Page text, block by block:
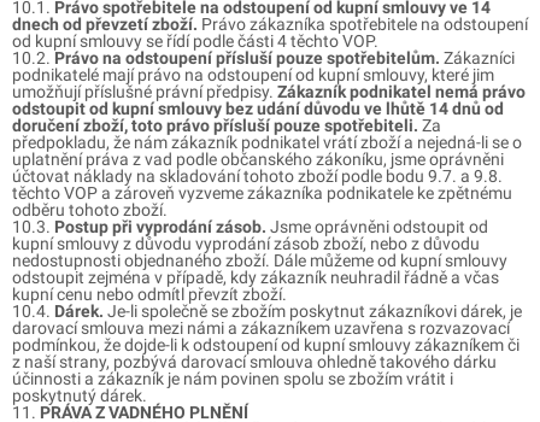
10.1. Právo spotřebitele na odstoupení od kupní smlouvy ve 14
dnech od převzetí zboží. Právo zákazníka spotřebitele na odstoupení
od kupní smlouvy se řídí podle části 4 těchto VOP.
10.2. Právo na odstoupení přísluší pouze spotřebitelům. Zákazníci
podnikatelé mají právo na odstoupení od kupní smlouvy, které jim
umožňují příslušné právní předpisy. Zákazník podnikatel nemá právo
odstoupit od kupní smlouvy bez udání důvodu ve lhůtě 14 dnů od
doručení zboží, toto právo přísluší pouze spotřebiteli. Za
předpokladu, že nám zákazník podnikatel vrátí zboží a nejedná-li se o
uplatnění práva z vad podle občanského zákoníku, jsme oprávněni
účtovat náklady na skladování tohoto zboží podle bodu 9.7. a 9.8.
těchto VOP a zároveň vyzveme zákazníka podnikatele ke zpětnému
odběru tohoto zboží.
10.3. Postup při vyprodání zásob. Jsme oprávněni odstoupit od
kupní smlouvy z důvodu vyprodání zásob zboží, nebo z důvodu
nedostupnosti objednaného zboží. Dále můžeme od kupní smlouvy
odstoupit zejména v případě, kdy zákazník neuhradil řádně a včas
kupní cenu nebo odmítl převzít zboží.
10.4. Dárek. Je-li společně se zbožím poskytnut zákazníkovi dárek, je
darovací smlouva mezi námi a zákazníkem uzavřena s rozvazovací
podmínkou, že dojde-li k odstoupení od kupní smlouvy zákazníkem či
z naší strany, pozbývá darovací smlouva ohledně takového dárku
účinnosti a zákazník je nám povinen spolu se zbožím vrátit i
poskytnutý dárek.
11. PRÁVA Z VADNÉHO PLNĚNÍ